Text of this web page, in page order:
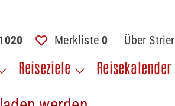
Reiseziele Reisekalender
Über Strier
Merkliste 0